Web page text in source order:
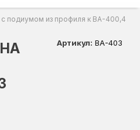
подиумом из профиля к ВА-400,401
Артикул: ВА-403